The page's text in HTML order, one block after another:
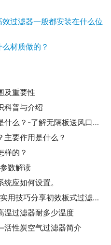
过滤器一般都安装在什么位
材质做的？
及重要性
科普与介绍
无隔板高效送风口的作用是什么？-了解无隔板送风口功能优势
主要作用是什么？
样的？
数解读
应如何设置。
初效板式过滤器如何安装-实用技巧分享初效板式过滤器的安装步骤
过滤器耐多少温度
性炭空气过滤器简介